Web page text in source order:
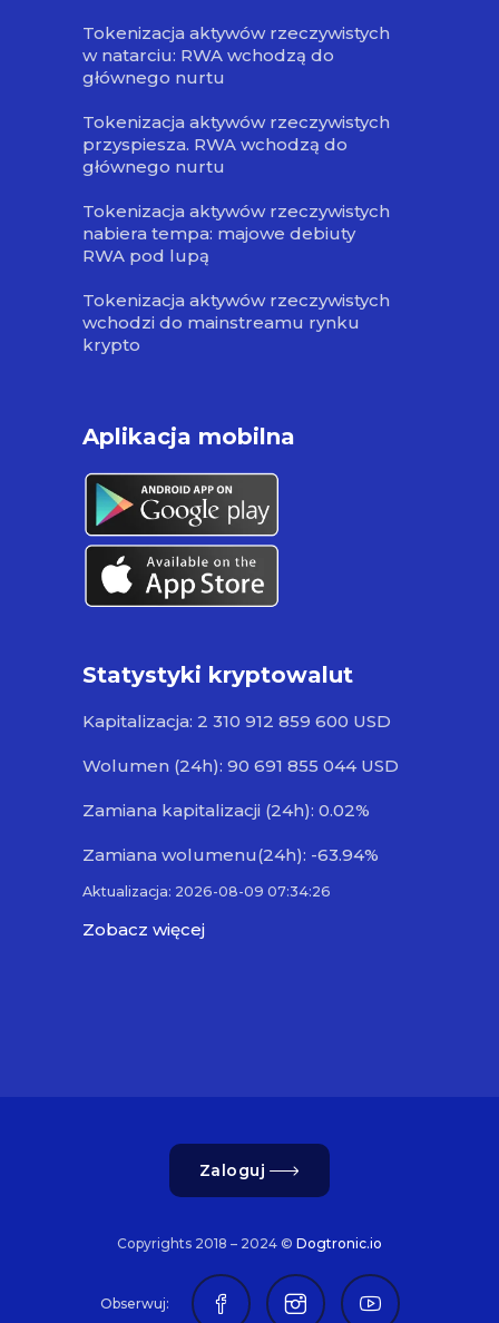
Tokenizacja aktywów rzeczywistych
w natarciu: RWA wchodzą do
głównego nurtu
Tokenizacja aktywów rzeczywistych
przyspiesza. RWA wchodzą do
głównego nurtu
Tokenizacja aktywów rzeczywistych
nabiera tempa: majowe debiuty
RWA pod lupą
Tokenizacja aktywów rzeczywistych
wchodzi do mainstreamu rynku
krypto
Aplikacja mobilna
Statystyki kryptowalut
Kapitalizacja: 2 310 912 859 600 USD
Wolumen (24h): 90 691 855 044 USD
Zamiana kapitalizacji (24h): 0.02%
Zamiana wolumenu(24h): -63.94%
Aktualizacja: 2026-08-09 07:34:26
Zobacz więcej
Zaloguj
Copyrights 2018 – 2024 © Dogtronic.io
Obserwuj: